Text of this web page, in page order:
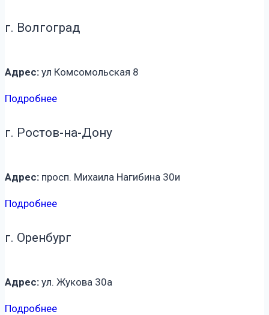
г. Волгоград
Адрес: ул Комсомольская 8
Подробнее
г. Ростов-на-Дону
Адрес: просп. Михаила Нагибина 30и
Подробнее
г. Оренбург
Адрес: ул. Жукова 30а
Подробнее